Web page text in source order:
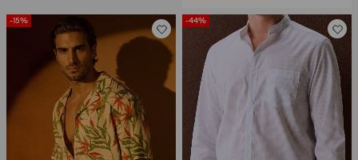
-15% -44%